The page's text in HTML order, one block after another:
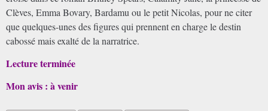
Clèves, Emma Bovary, Bardamu ou le petit Nicolas, pour ne citer
que quelques-unes des figures qui prennent en charge le destin
cabossé mais exalté de la narratrice.
Lecture terminée
Mon avis : à venir